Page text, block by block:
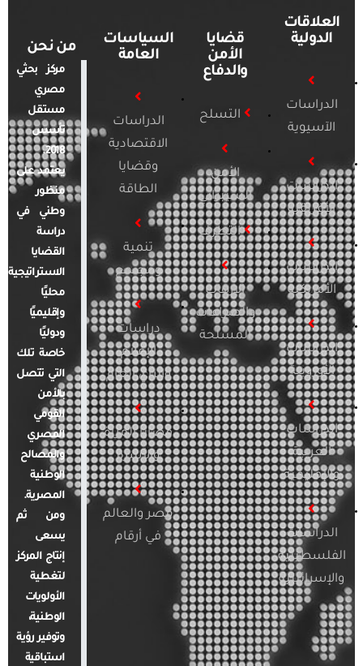
العلاقات
الدولية
الدراسات
الآسيوية
الدراسات
الأفريقية
الدراسات
الأمريكية
الدراسات
الأوروبية
الدراسات
العربية
والإقليمية
الدراسات
الفلسطينية
والإسرائيلية
قضايا
الأمن
والدفاع
التسلح
الأمن
السيبراني
التطرف
الإرهاب
والصراعات
المسلحة
السياسات
العامة
الدراسات
الاقتصادية
وقضايا
الطاقة
تنمية
ومجتمع
دراسات
الإعلام
والرأي العام
قضايا المرأة
والأسرة
مصر والعالم
في أرقام
من نحن
مركز بحثي
مصري
مستقل
تأسس
2018.
يعتمد على
منظور
وطني في
دراسة
القضايا
الاستراتيجية
محليًا
وإقليميًا
ودوليًا
خاصة تلك
التي تتصل
بالأمن
القومي
المصري
والمصالح
الوطنية
المصرية.
ومن ثم
يسعى
إنتاج المركز
لتغطية
الأولويات
الوطنية،
وتوفير رؤية
استباقية